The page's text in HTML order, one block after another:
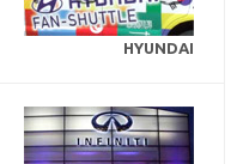
HYUNDAI